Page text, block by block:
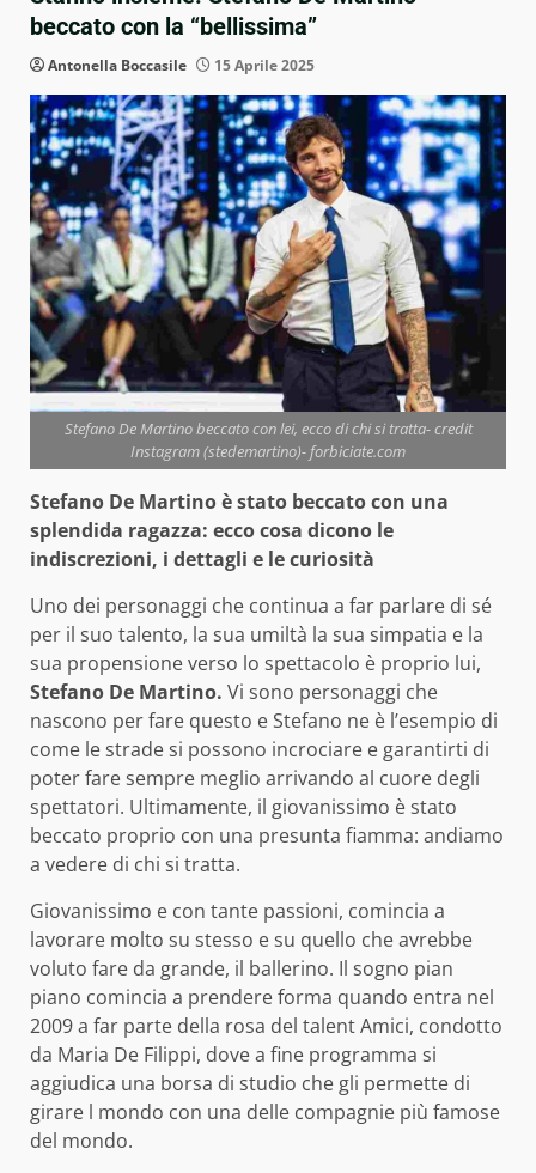
beccato con la “bellissima”
Antonella Boccasile 15 Aprile 2025
Stefano De Martino beccato con lei, ecco di chi si tratta- credit
Instagram (stedemartino)- forbiciate.com
Stefano De Martino è stato beccato con una
splendida ragazza: ecco cosa dicono le
indiscrezioni, i dettagli e le curiosità
Uno dei personaggi che continua a far parlare di sé
per il suo talento, la sua umiltà la sua simpatia e la
sua propensione verso lo spettacolo è proprio lui,
Stefano De Martino. Vi sono personaggi che
nascono per fare questo e Stefano ne è l’esempio di
come le strade si possono incrociare e garantirti di
poter fare sempre meglio arrivando al cuore degli
spettatori. Ultimamente, il giovanissimo è stato
beccato proprio con una presunta fiamma: andiamo
a vedere di chi si tratta.
Giovanissimo e con tante passioni, comincia a
lavorare molto su stesso e su quello che avrebbe
voluto fare da grande, il ballerino. Il sogno pian
piano comincia a prendere forma quando entra nel
2009 a far parte della rosa del talent Amici, condotto
da Maria De Filippi, dove a fine programma si
aggiudica una borsa di studio che gli permette di
girare l mondo con una delle compagnie più famose
del mondo.